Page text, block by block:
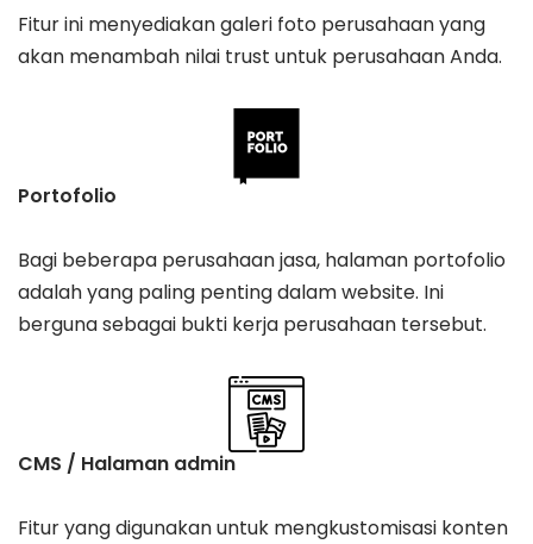
Fitur ini menyediakan galeri foto perusahaan yang
akan menambah nilai trust untuk perusahaan Anda.
Portofolio
Bagi beberapa perusahaan jasa, halaman portofolio
adalah yang paling penting dalam website. Ini
berguna sebagai bukti kerja perusahaan tersebut.
CMS / Halaman admin
Fitur yang digunakan untuk mengkustomisasi konten